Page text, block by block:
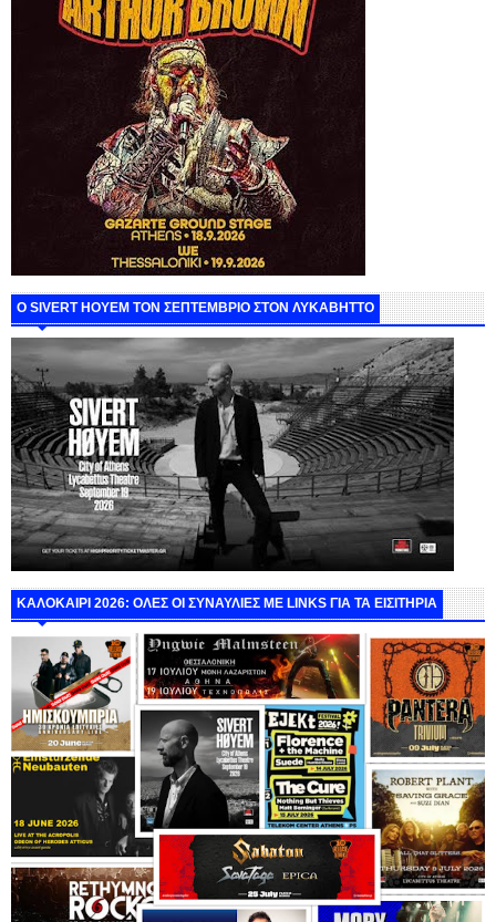
Ο SIVERT HOYEM ΤΟΝ ΣΕΠΤΕΜΒΡΙΟ ΣΤΟΝ ΛΥΚΑΒΗΤΤΟ
ΚΑΛΟΚΑΙΡΙ 2026: ΟΛΕΣ ΟΙ ΣΥΝΑΥΛΙΕΣ ΜΕ LINKS ΓΙΑ ΤΑ ΕΙΣΙΤΗΡΙΑ